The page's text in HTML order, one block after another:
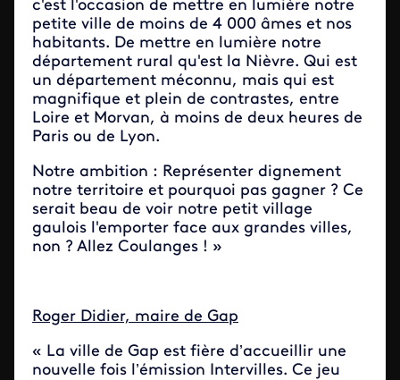
c'est l'occasion de mettre en lumière notre
petite ville de moins de 4 000 âmes et nos
habitants. De mettre en lumière notre
département rural qu'est la Nièvre. Qui est
un département méconnu, mais qui est
magnifique et plein de contrastes, entre
Loire et Morvan, à moins de deux heures de
Paris ou de Lyon.
Notre ambition : Représenter dignement
notre territoire et pourquoi pas gagner ? Ce
serait beau de voir notre petit village
gaulois l'emporter face aux grandes villes,
non ? Allez Coulanges ! »
Roger Didier, maire de Gap
« La ville de Gap est fière d’accueillir une
nouvelle fois l’émission Intervilles. Ce jeu